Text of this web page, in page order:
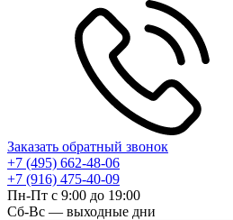
Заказать обратный звонок
+7 (495) 662-48-06
+7 (916) 475-40-09
Пн-Пт с 9:00 до 19:00
Сб-Вс — выходные дни